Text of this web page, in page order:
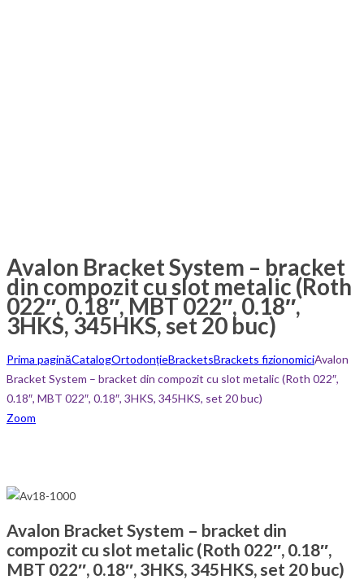
Avalon Bracket System – bracket
din compozit cu slot metalic (Roth
022″, 0.18″, MBT 022″, 0.18″,
3HKS, 345HKS, set 20 buc)
Prima paginăCatalogOrtodonțieBracketsBrackets fizionomiciAvalon
Bracket System – bracket din compozit cu slot metalic (Roth 022″,
0.18″, MBT 022″, 0.18″, 3HKS, 345HKS, set 20 buc)
Zoom
Avalon Bracket System – bracket din
compozit cu slot metalic (Roth 022″, 0.18″,
MBT 022″, 0.18″, 3HKS, 345HKS, set 20 buc)